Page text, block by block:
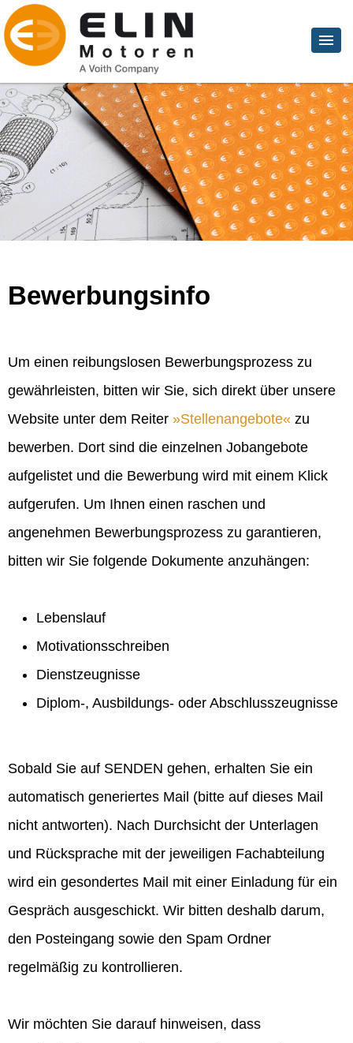
Bewerbungsinfo
Um einen reibungslosen Bewerbungsprozess zu
gewährleisten, bitten wir Sie, sich direkt über unsere
Website unter dem Reiter
Stellenangebote
zu
bewerben. Dort sind die einzelnen Jobangebote
aufgelistet und die Bewerbung wird mit einem Klick
aufgerufen. Um Ihnen einen raschen und
angenehmen Bewerbungsprozess zu garantieren,
bitten wir Sie folgende Dokumente anzuhängen:
Lebenslauf
Motivationsschreiben
Dienstzeugnisse
Diplom-, Ausbildungs- oder Abschlusszeugnisse
Sobald Sie auf SENDEN gehen, erhalten Sie ein
automatisch generiertes Mail (bitte auf dieses Mail
nicht antworten). Nach Durchsicht der Unterlagen
und Rücksprache mit der jeweiligen Fachabteilung
wird ein gesondertes Mail mit einer Einladung für ein
Gespräch ausgeschickt. Wir bitten deshalb darum,
den Posteingang sowie den Spam Ordner
regelmäßig zu kontrollieren.
Wir möchten Sie darauf hinweisen, dass